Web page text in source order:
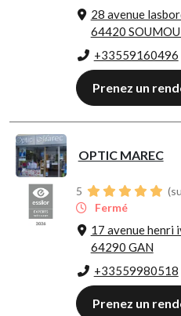
28 avenue
64420
+33559160496
Prenez un
OPTIC MAREC
5
Fermé
17 avenue henri
64290 GAN
+33559980518
Prenez un